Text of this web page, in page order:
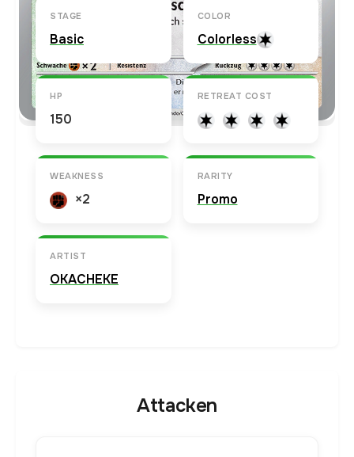
STAGE
Basic
COLOR
Colorless
HP
150
RETREAT COST
WEAKNESS
×2
RARITY
Promo
ARTIST
OKACHEKE
Attacken